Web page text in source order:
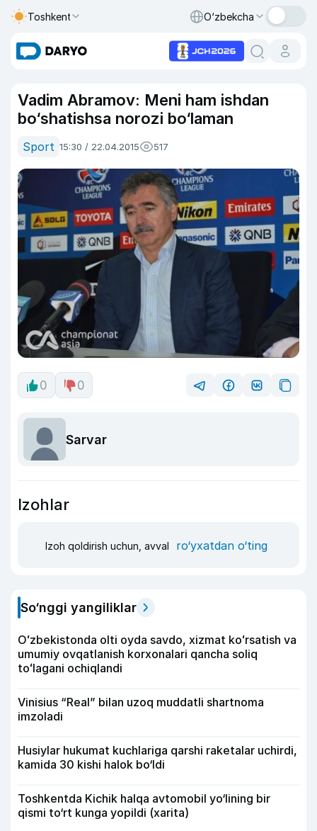
Toshkent O‘zbekcha
Vadim Abramov: Meni ham ishdan
bo‘shatishsa norozi bo‘laman
Sport 15:30 / 22.04.2015 517
0 0
Sarvar
Izohlar
Izoh qoldirish uchun, avval ro‘yxatdan o‘ting
So‘nggi yangiliklar
Oʻzbekistonda olti oyda savdo, xizmat koʻrsatish va
umumiy ovqatlanish korxonalari qancha soliq
toʻlagani ochiqlandi
Vinisius “Real” bilan uzoq muddatli shartnoma
imzoladi
Husiylar hukumat kuchlariga qarshi raketalar uchirdi,
kamida 30 kishi halok bo‘ldi
Toshkentda Kichik halqa avtomobil yo‘lining bir
qismi to‘rt kunga yopildi (xarita)